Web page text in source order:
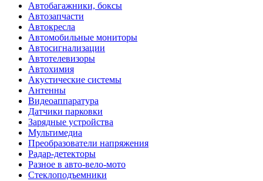
Автобагажники, боксы
Автозапчасти
Автокресла
Автомобильные мониторы
Автосигнализации
Автотелевизоры
Автохимия
Акустические системы
Антенны
Видеоаппаратура
Датчики парковки
Зарядные устройства
Мультимедиа
Преобразователи напряжения
Радар-детекторы
Разное в авто-вело-мото
Стеклоподъемники